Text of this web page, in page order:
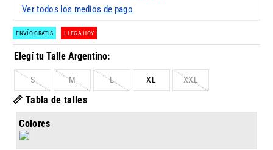
Ver todos los medios de pago
ENVÍO GRATIS LLEGA HOY
S M L XL XXL
📏 Tabla de talles
Colores